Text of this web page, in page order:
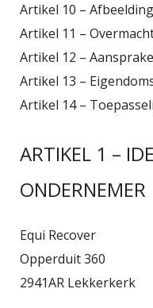
Artikel 10 –
Artikel 11 –
Artikel 12 –
Artikel 13 –
Artikel 14 –
ARTIKEL 1 –
ONDERNEMER
Equi Recover
Opperduit 360
2941AR Lekkerkerk